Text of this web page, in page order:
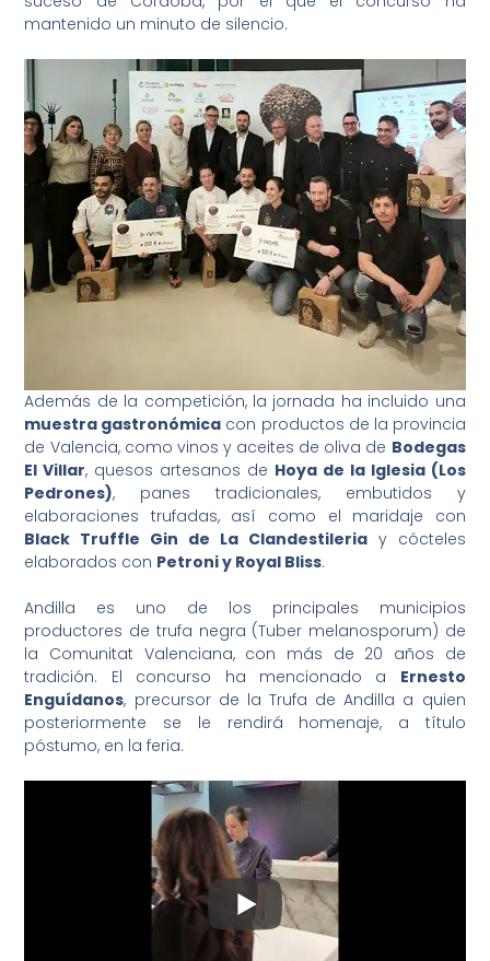
mantenido un minuto de silencio.
Además de la competición, la jornada ha incluido una
muestra gastronómica con productos de la provincia
de Valencia, como vinos y aceites de oliva de Bodegas
El Villar, quesos artesanos de Hoya de la Iglesia (Los
Pedrones), panes tradicionales, embutidos y
elaboraciones trufadas, así como el maridaje con
Black Truffle Gin de La Clandestileriay cócteles
elaborados con Petroni y Royal Bliss.
Andilla es uno de los principales municipios
productores de trufa negra (Tuber melanosporum) de
la Comunitat Valenciana, con más de 20 años de
tradición. El concurso ha mencionado a Ernesto
Enguídanos, precursor de la Trufa de Andilla a quien
posteriormente se le rendirá homenaje, a título
póstumo, en la feria.